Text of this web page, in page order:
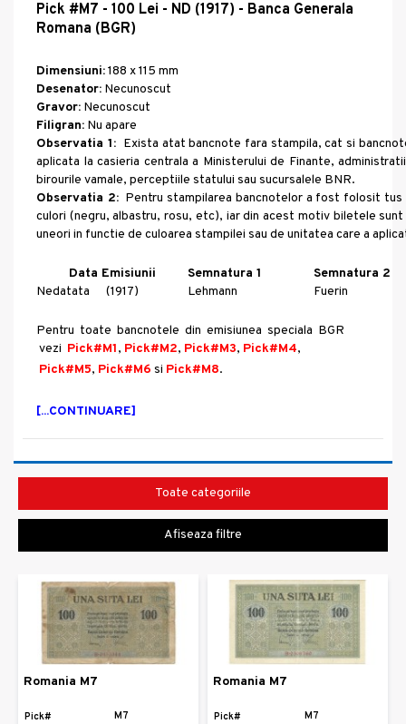
Pick #M7 - 100 Lei - ND (1917) - Banca Generala
Romana (BGR)
Dimensiuni:188 x 115 mm
Desenator: Necunoscut
Gravor: Necunoscut
Filigran: Nu apare
Observatia 1: Exista atat bancnote fara stampila, cat si
aplicata la casieria centrala a Ministerului de Finante,
birourile vamale, perceptiile statului sau sucursalele BNR.
Observatia 2:Pentru stampilarea bancnotelor a fost folosit tus
culori (negru, albastru, rosu, etc), iar din acest motiv biletele
uneori in functie de culoarea stampilei sau de unitatea care a
Data Emisiunii Semnatura 1
Semnatura 2
Nedatata
(1917) Lehmann Fuerin
Pentru toate bancnotele din emisiunea speciala BGR
vezi Pick#M1, Pick#M2, Pick#M3, Pick#M4,
Pick#M5, Pick#M6 si Pick#M8.
[...CONTINUARE]
Toate categoriile
Afiseaza filtre
Romania M7
Pick#
M7
Romania M7
Pick#
M7